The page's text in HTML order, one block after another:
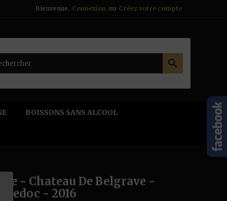
Bienvenue, Connexion ou Créez votre compte

BOISSONS SANS ALCOOL
- Chateau De Belgrave -
- 2016